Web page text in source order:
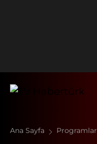
Ana Sayfa Programlar